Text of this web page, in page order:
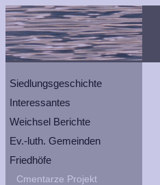
Siedlungsgeschichte
Interessantes
Weichsel Berichte
Ev.-luth. Gemeinden
Friedhöfe
Cmentarze Projekt